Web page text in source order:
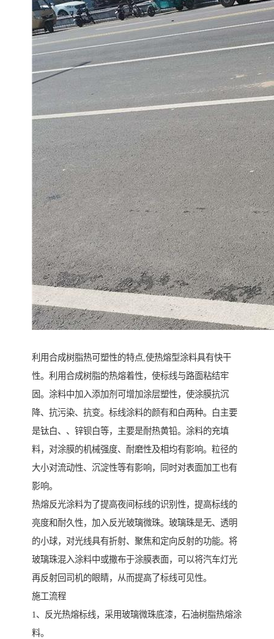
利用合成树脂热可塑性的特点,使热熔型涂料具有快干
性。利用合成树脂的热熔着性，使标线与路面粘结牢
固。涂料中加入添加剂可增加涂层塑性，使涂膜抗沉
降、抗污染、抗变。标线涂料的颜有和白两种。白主要
是钛白、、锌钡白等，主要是耐热黄铅。涂料的充填
料，对涂膜的机械强度、耐磨性及相均有影响。粒径的
大小对流动性、沉淀性等有影响，同时对表面加工也有
影响。
热熔反光涂料为了提高夜间标线的识别性，提高标线的
亮度和耐久性，加入反光玻璃微珠。玻璃珠是无、透明
的小球，对光线具有折射、聚焦和定向反射的功能。将
玻璃珠混入涂料中或撒布于涂膜表面，可以将汽车灯光
再反射回司机的眼睛，从而提高了标线可见性。
施工流程
1、反光热熔标线，采用玻璃微珠底漆，石油树脂热熔涂
料。